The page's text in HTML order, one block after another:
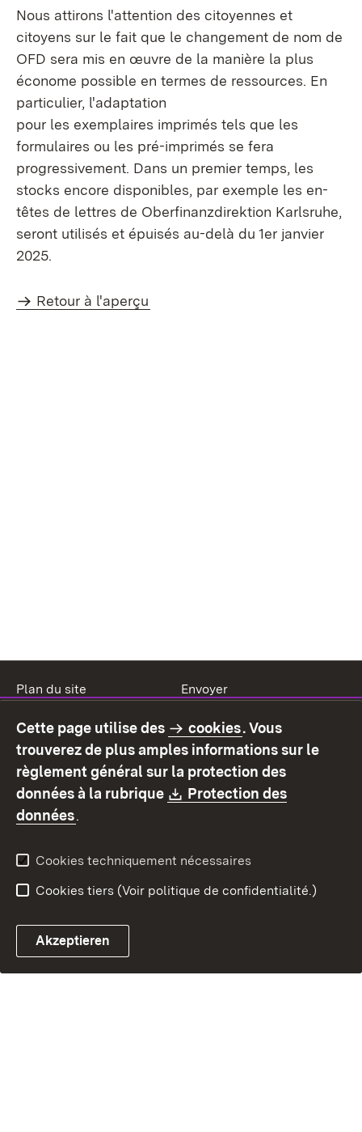
Nous attirons l'attention des citoyennes et
citoyens sur le fait que le changement de nom de
OFD sera mis en œuvre de la manière la plus
économe possible en termes de ressources. En
particulier, l'adaptation
pour les exemplaires imprimés tels que les
formulaires ou les pré-imprimés se fera
progressivement. Dans un premier temps, les
stocks encore disponibles, par exemple les en-
têtes de lettres de Oberfinanzdirektion Karlsruhe,
seront utilisés et épuisés au-delà du 1er janvier
2025.
Retour à l'aperçu
Plan du site
Envoyer
Mode d'emploi
Déclaration sur
l'accessibilité
Contact
Signaler un lien brisé
Cette page utilise des cookies. Vous
trouverez de plus amples informations sur le
règlement général sur la protection des
données à la rubrique
Download:
Protection des
données.
Cookies techniquement nécessaires
Cookies tiers (Voir politique de confidentialité.)
Akzeptieren